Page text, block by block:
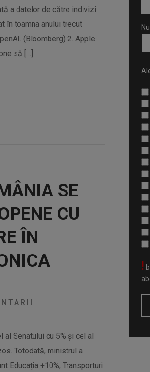
a datelor de către indivizi
în toamna anului trecut
(Bloomberg) 2. Apple
să […]
SE
CU
ÎN
Senatului cu 5% și cel al
Totodată, ministrul a
Educația +10%, Transporturi
!